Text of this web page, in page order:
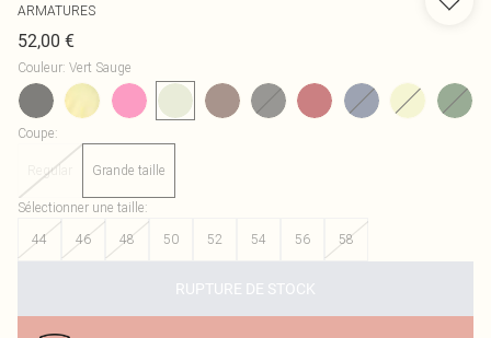
ARMATURES
52,00 €
Couleur: Vert Sauge
Coupe:
Regular Grande taille
Sélectionner une taille:
44
46 48 50 52 54 56 58
RUPTURE DE STOCK